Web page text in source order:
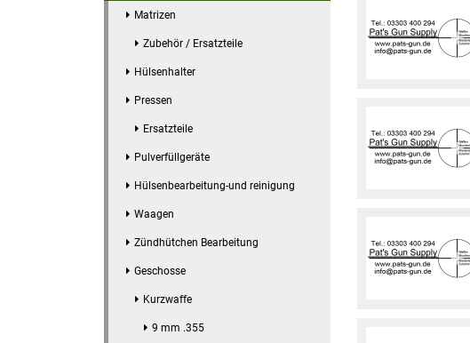
Matrizen
Zubehör / Ersatzteile
Hülsenhalter
Pressen
Ersatzteile
Pulverfüllgeräte
Hülsenbearbeitung-und reinigung
Waagen
Zündhütchen Bearbeitung
Geschosse
Kurzwaffe
9 mm .355